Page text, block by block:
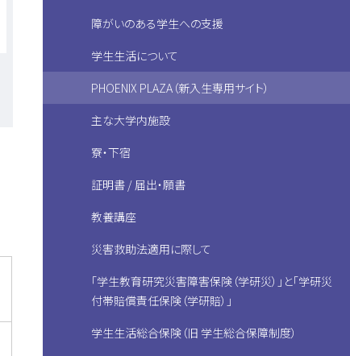
障がいのある学生への支援
学生生活について
PHOENIX PLAZA（新入生専用サイト）
主な大学内施設
寮・下宿
証明書 / 届出・願書
教養講座
災害救助法適用に際して
「学生教育研究災害障害保険（学研災）」と「学研災
付帯賠償責任保険（学研賠）」
学生生活総合保険（旧 学生総合保障制度）